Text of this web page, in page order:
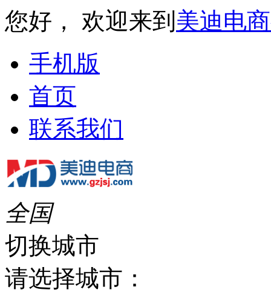
您好， 欢迎来到 美迪电
手机版
首页
联系我们
全国
切换城市
请选择城市：